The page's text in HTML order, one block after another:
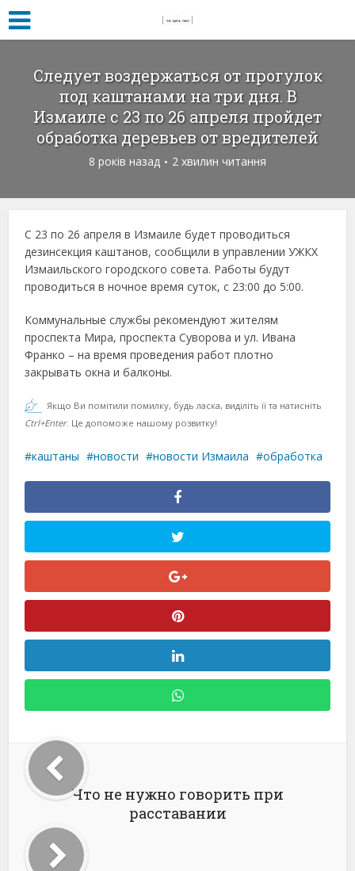
Следует воздержаться от прогулок
под каштанами на три дня. В
Измаиле с 23 по 26 апреля пройдет
обработка деревьев от вредителей
8 років назад 2 хвилин читання
С 23 по 26 апреля в Измаиле будет проводиться
дезинсекция каштанов, сообщили в управлении УЖКХ
Измаильского городского совета. Работы будут
проводиться в ночное время суток, с 23:00 до 5:00.
Коммунальные службы рекомендуют жителям
проспекта Мира, проспекта Суворова и ул. Ивана
Франко – на время проведения работ плотно
закрывать окна и балконы.
Якщо Ви помітили помилку, будь ласка, виділіть її та натисніть
Ctrl+Enter. Це допоможе нашому розвитку!
каштаны новости новости Измаила обработка
Что не нужно говорить при
расставании